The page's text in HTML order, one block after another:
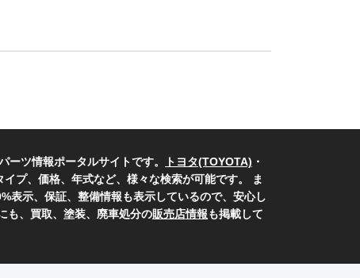
ツ情報ポータルサイトです。 トヨタ(TOYOTA) ・
イプ、価格、年式など、様々な検索が可能です。 ま
表示、保証、整備情報も表示しているので、安心し
も、買取、塗装、廃車処分の販売店情報も掲載して